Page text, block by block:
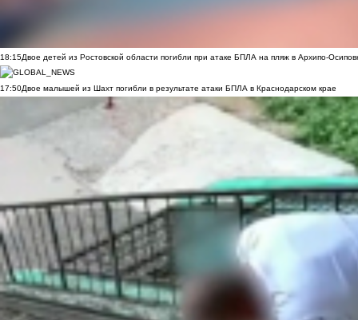
18:15Двое детей из Ростовской области погибли при атаке БПЛА на пляж в Архипо-
17:50Двое малышей из Шахт погибли в результате атаки БПЛА в Краснодарском крае